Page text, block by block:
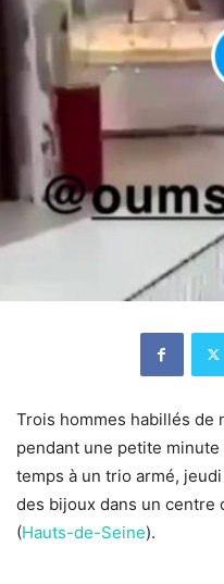
Trois hommes habillés de
pendant une petite minute
temps à un trio armé,
des bijoux dans un centre
(Hauts-de-Seine).